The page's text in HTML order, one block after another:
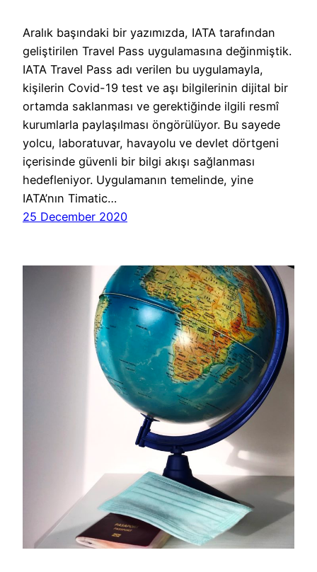
Aralık başındaki bir yazımızda, IATA tarafından
geliştirilen Travel Pass uygulamasına değinmiştik.
IATA Travel Pass adı verilen bu uygulamayla,
kişilerin Covid-19 test ve aşı bilgilerinin dijital bir
ortamda saklanması ve gerektiğinde ilgili resmî
kurumlarla paylaşılması öngörülüyor. Bu sayede
yolcu, laboratuvar, havayolu ve devlet dörtgeni
içerisinde güvenli bir bilgi akışı sağlanması
hedefleniyor. Uygulamanın temelinde, yine
IATA’nın Timatic…
25 December 2020